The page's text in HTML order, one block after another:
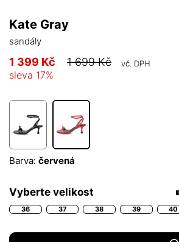
Kate Gray
sandály
1 399 Kč 1 699 Kč vč. DPH
sleva 17%
Barva: červená
Vyberte velikost
36 37 38 39 40